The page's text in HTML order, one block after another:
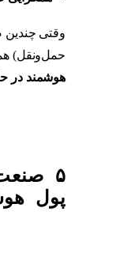
وقتی چندین
حمل‌ونقل)
هوشمند در
۵
پول